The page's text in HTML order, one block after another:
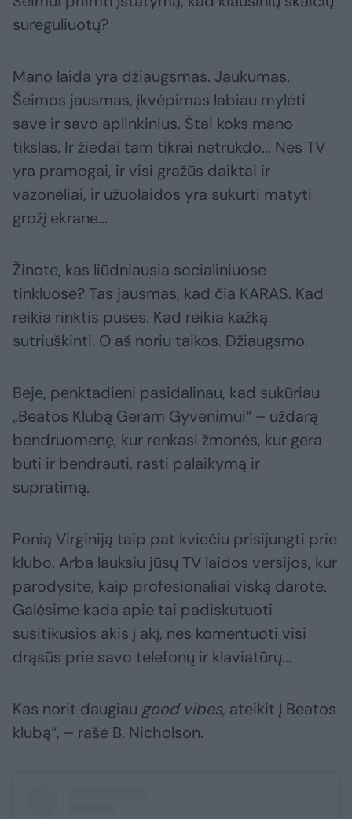
sureguliuotų?
Mano laida yra džiaugsmas. Jaukumas.
Šeimos jausmas, įkvėpimas labiau mylėti
save ir savo aplinkinius. Štai koks mano
tikslas. Ir žiedai tam tikrai netrukdo... Nes TV
yra pramogai, ir visi gražūs daiktai ir
vazonėliai, ir užuolaidos yra sukurti matyti
grožį ekrane...
Žinote, kas liūdniausia socialiniuose
tinkluose? Tas jausmas, kad čia KARAS. Kad
reikia rinktis puses. Kad reikia kažką
sutriuškinti. O aš noriu taikos. Džiaugsmo.
Beje, penktadieni pasidalinau, kad sukūriau
„Beatos Klubą Geram Gyvenimui“ – uždarą
bendruomenę, kur renkasi žmonės, kur gera
būti ir bendrauti, rasti palaikymą ir
supratimą.
Ponią Virginiją taip pat kviečiu prisijungti prie
klubo. Arba lauksiu jūsų TV laidos versijos, kur
parodysite, kaip profesionaliai viską darote.
Galėsime kada apie tai padiskutuoti
susitikusios akis į akį, nes komentuoti visi
drąsūs prie savo telefonų ir klaviatūrų...
Kas norit daugiau good vibes, ateikit į Beatos
klubą“, – rašė B. Nicholson.